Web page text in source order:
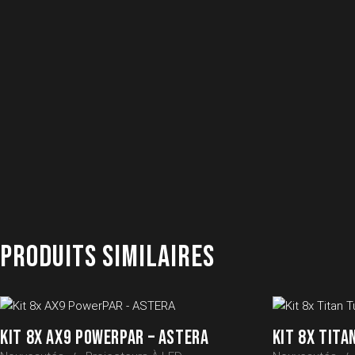
PRODUITS SIMILAIRES
KIT 8X AX9 POWERPAR – ASTERA KIT 8X